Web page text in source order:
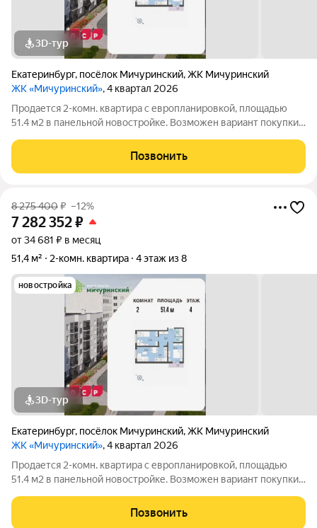
3D-тур
Екатеринбург, посёлок Мичуринский,ЖК Мичуринский
ЖК «Мичуринский», 4 квартал 2026
Продается 2-комн. квартира с европланировкой, площадью
51.4 м2 в панельной новостройке. Возможен вариант покупки с
кухня 4.9 м2, отделка под ключ, балконов - 1. Квартира
располагается на 5
Позвонить
8 275 400₽ –12%
7 282 352₽
от 34 681 ₽ в месяц
51,4 м²
2-комн. квартира 4 этаж из 8
новостройка
3D-тур
Екатеринбург, посёлок Мичуринский,ЖК Мичуринский
ЖК «Мичуринский», 4 квартал 2026
Продается 2-комн. квартира с европланировкой, площадью
51.4 м2 в панельной новостройке. Возможен вариант покупки с
кухня 4.9 м2, отделка под ключ, балконов - 1. Квартира
располагается на 4
Позвонить